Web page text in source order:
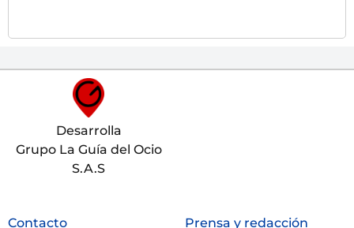
Desarrolla
Grupo La Guía del Ocio
S.A.S
Contacto Prensa y redacción